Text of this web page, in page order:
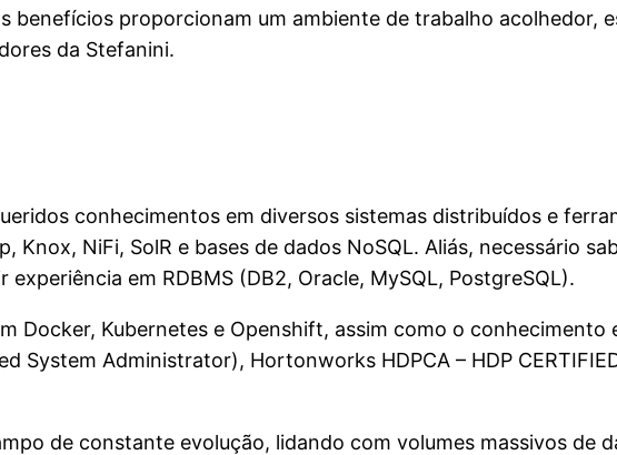
benefícios proporcionam um ambiente de trabalho acolhedor,
da Stefanini.
conhecimentos em diversos sistemas distribuídos e
Knox, NiFi, SolR e bases de dados NoSQL. Aliás, necessário
em RDBMS (DB2, Oracle, MySQL, PostgreSQL).
Docker, Kubernetes e Openshift, assim como o conhecimento
System Administrator), Hortonworks HDPCA – HDP
de constante evolução, lidando com volumes massivos de